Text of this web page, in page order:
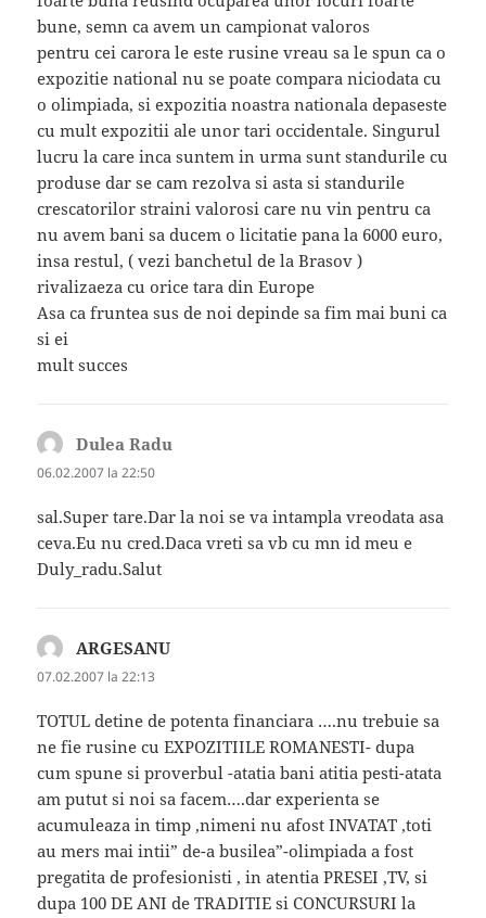
bune, semn ca avem un campionat valoros
pentru cei carora le este rusine vreau sa le spun ca o
expozitie national nu se poate compara niciodata cu
o olimpiada, si expozitia noastra nationala depaseste
cu mult expozitii ale unor tari occidentale. Singurul
lucru la care inca suntem in urma sunt standurile cu
produse dar se cam rezolva si asta si standurile
crescatorilor straini valorosi care nu vin pentru ca
nu avem bani sa ducem o licitatie pana la 6000 euro,
insa restul, ( vezi banchetul de la Brasov )
rivalizaeza cu orice tara din Europe
Asa ca fruntea sus de noi depinde sa fim mai buni ca
si ei
mult succes
Dulea Radu
06.02.2007 la 22:50
sal.Super tare.Dar la noi se va intampla vreodata asa
ceva.Eu nu cred.Daca vreti sa vb cu mn id meu e
Duly_radu.Salut
ARGESANU
07.02.2007 la 22:13
TOTUL detine de potenta financiara ….nu trebuie sa
ne fie rusine cu EXPOZITIILE ROMANESTI- dupa
cum spune si proverbul -atatia bani atitia pesti-atata
am putut si noi sa facem….dar experienta se
acumuleaza in timp ,nimeni nu afost INVATAT ,toti
au mers mai intii” de-a busilea”-olimpiada a fost
pregatita de profesionisti , in atentia PRESEI ,TV, si
dupa 100 DE ANI de TRADITIE si CONCURSURI la